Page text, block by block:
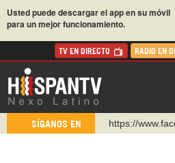
Usted puede descargar el app en su móvil
para un mejor funcionamiento.
TV EN DIRECTO RADIO EN
SÍGANOS EN https://
https://